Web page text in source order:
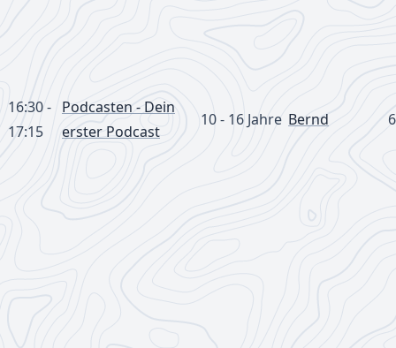
16:30 -
17:15
Podcasten - Dein
erster Podcast
10 - 16 Jahre Bernd 6